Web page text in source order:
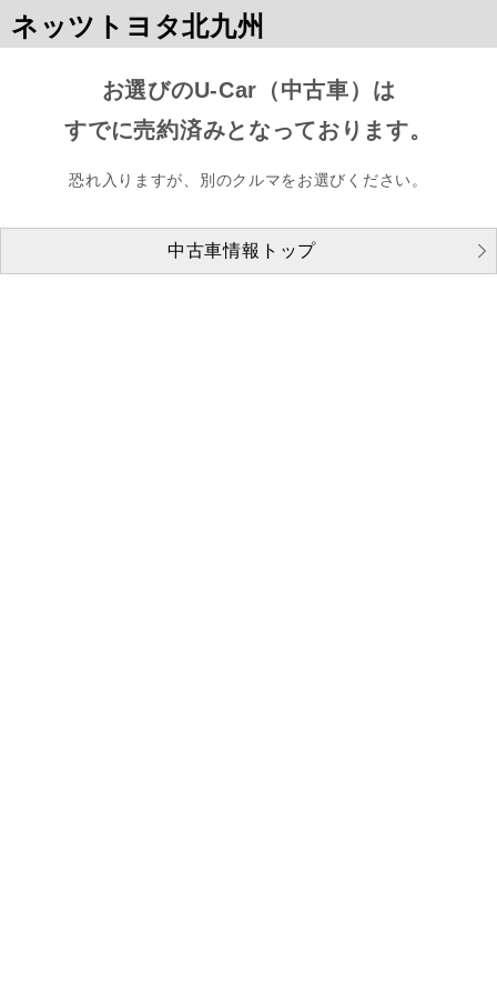
ネッツトヨタ北九州
お選びのU-Car（中古車）は
すでに売約済みとなっております。
恐れ入りますが、別のクルマをお選びください。
中古車情報トップ